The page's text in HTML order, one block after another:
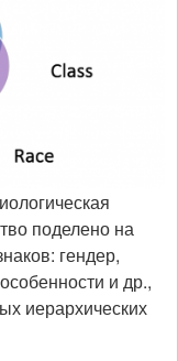
поделено на
гендер,
и др.,
иерархических